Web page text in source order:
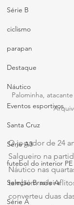
Série B
ciclismo
parapan
Destaque
Náutico
Eventos esportivos
Santa Cruz
Série A3
futebol do interior PE
Seleção Brasileira
Série A
Palominha,
O jogador de 24
Salgueiro na
Náutico nas
também nos
converteu duas